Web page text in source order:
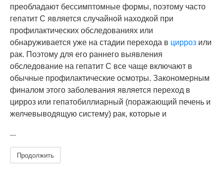
преобладают бессимптомные формы, поэтому часто
гепатит С является случайной находкой при
профилактических обследованиях или
обнаруживается уже на стадии перехода в цирроз или
рак. Поэтому для его раннего выявления
обследование на гепатит С все чаще включают в
обычные профилактические осмотры. Закономерным
финалом этого заболевания является переход в
цирроз или гепатобиллиарный (поражающий печень и
желчевыводящую систему) рак, которые и
...
Продолжить